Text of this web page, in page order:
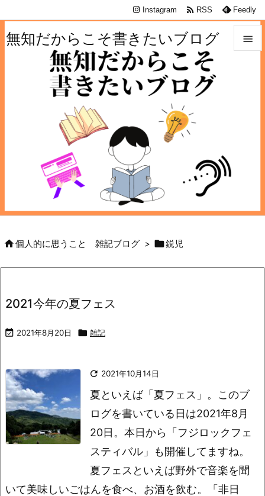
無知だからこそ書きたいブログ 
Instagram  RSS Feedly
個人的に思うこと 雑記ブログ > 鋭児
2021今年の夏フェス
 2021年8月20日  雑記
 2021年10月14日
夏といえば「夏フェス」。このブ
ログを書いている日は2021年8月
20日。本日から「フジロックフェ
スティバル」も開催してますね。
夏フェスといえば野外で音楽を聞
いて美味しいごはんを食べ、お酒を飲む。「非日